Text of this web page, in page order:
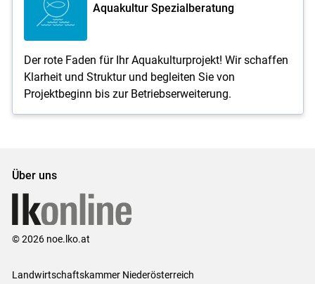
Aquakultur Spezialberatung
Der rote Faden für Ihr Aquakulturprojekt! Wir schaffen
Klarheit und Struktur und begleiten Sie von
Projektbeginn bis zur Betriebserweiterung.
Über uns
© 2026 noe.lko.at
Landwirtschaftskammer Niederösterreich